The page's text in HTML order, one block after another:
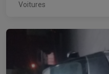
Voitures